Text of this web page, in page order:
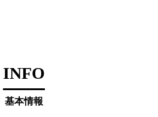
INFO
基本情報